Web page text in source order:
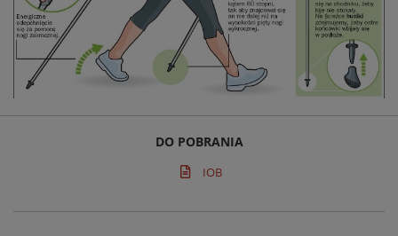
DO POBRANIA
IOB